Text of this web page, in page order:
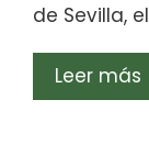
de Sevilla,
Leer más